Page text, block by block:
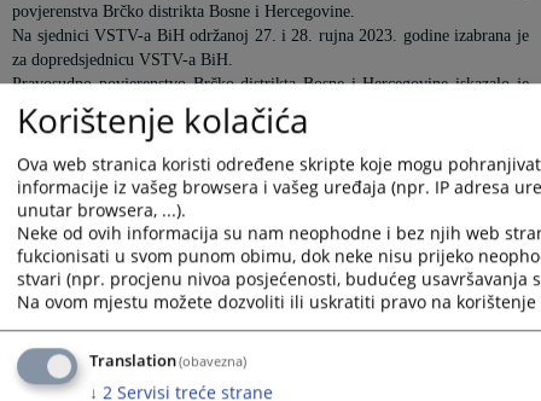
povjerenstva Brčko distrikta Bosne i Hercegovine.
Na sjednici VSTV-a BiH održanoj 27. i 28. rujna 2023. godine izabrana je
za dopredsjednicu VSTV-a BiH.
Pravosudno povjerenstvo Brčko distrikta Bosne i Hercegovine iskazalo je
povjerenje sutkinji Obradović izabraviši je za članicu VSTV-a BiH
ponovo u veljači 2025. godine.
Prikazana vijest je na: Hrvatski jezik
Vijest dostupna još na
Bosanski jezik Srpski jezik
950PREGLEDA
Korištenje kolačića
Ova web stranica koristi određene skripte koje mogu
informacije iz vašeg browsera i vašeg uređaja (npr. IP adresa
unutar browsera, ...).
Neke od ovih informacija su nam neophodne i bez njih web
fukcionisati u svom punom obimu, dok neke nisu prijeko
stvari (npr. procjenu nivoa posjećenosti, budućeg usavršavanja
Na ovom mjestu možete dozvoliti ili uskratiti pravo na
Translation(obavezna)
↓ 2 Servisi treće strane